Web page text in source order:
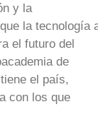
y la
la tecnología
el futuro del
de
el país,
con los que